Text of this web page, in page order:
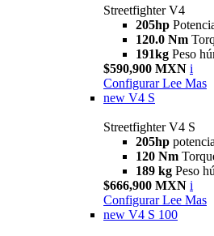
Streetfighter V4
205hp
120.0 Nm
191kg Peso
$590,900 MXN i
Configurar Lee Mas
new V4 S
Streetfighter V4 S
205hp potencia
120 Nm
189 kg Peso
$666,900 MXN i
Configurar Lee Mas
new V4 S 100